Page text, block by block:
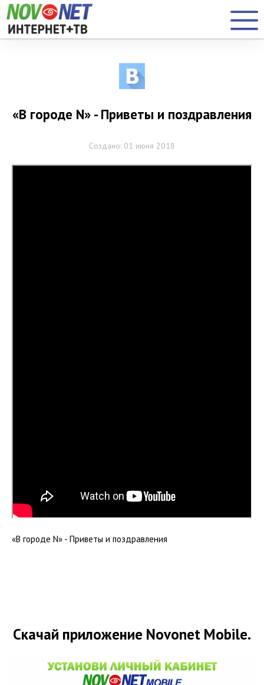
«В городе N» - Приветы и поздравления
Создано: 01 июня 2018
«В городе N» - Приветы и поздравления
Скачай приложение Novonet Mobile.